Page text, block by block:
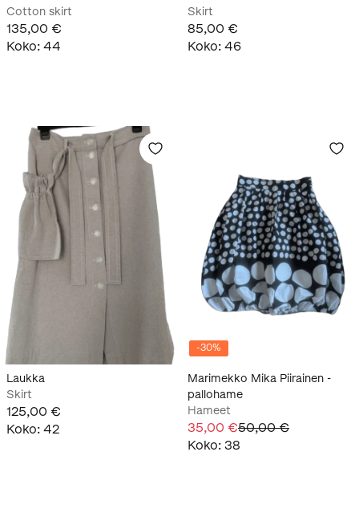
Cotton skirt
135,00 €
Koko: 44
Skirt
85,00 €
Koko: 46
Laukka
Skirt
125,00 €
Koko: 42
-30%
Marimekko Mika Piirainen -
pallohame
Hameet
35,00 €50,00 €
Koko: 38